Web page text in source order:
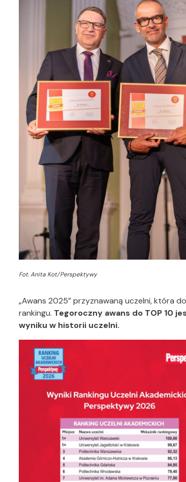
Fot. Anita Kot/Perspektywy
„Awans 2025” przyznawaną uczelni, która
rankingu. Tegoroczny awans do TOP 10
wyniku w historii uczelni.